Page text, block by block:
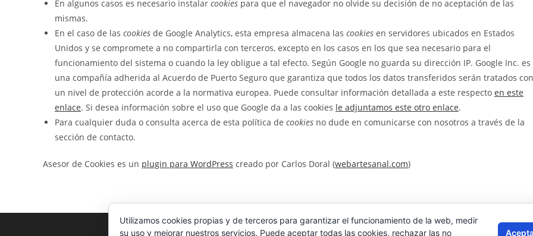
En algunos casos es necesario instalar cookies para que el navegador no olvide su decisión de no aceptación de las
mismas.
En el caso de las cookies de Google Analytics, esta empresa almacena las cookies en servidores ubicados en Estados
Unidos y se compromete a no compartirla con terceros, excepto en los casos en los que sea necesario para el
funcionamiento del sistema o cuando la ley obligue a tal efecto. Según Google no guarda su dirección IP. Google Inc. es
una compañía adherida al Acuerdo de Puerto Seguro que garantiza que todos los datos transferidos serán tratados con
un nivel de protección acorde a la normativa europea. Puede consultar información detallada a este respecto en este
enlace. Si desea información sobre el uso que Google da a las cookies le adjuntamos este otro enlace.
Para cualquier duda o consulta acerca de esta política de cookies no dude en comunicarse con nosotros a través de la
sección de contacto.
Asesor de Cookies es un plugin para WordPress creado por Carlos Doral (webartesanal.com)
Utilizamos cookies propias y de terceros para garantizar el funcionamiento de la web, medir
su uso y mejorar nuestros servicios. Puede aceptar todas las cookies, rechazar las no